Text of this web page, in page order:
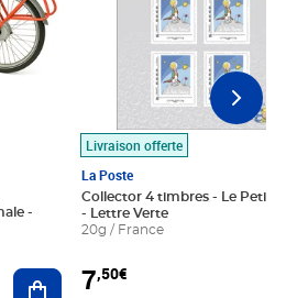
Ajouter au panier
Livraison offerte
La Poste
Collector 4 timbres - Le Petit
- Lettre Verte
20g / France
7,50€